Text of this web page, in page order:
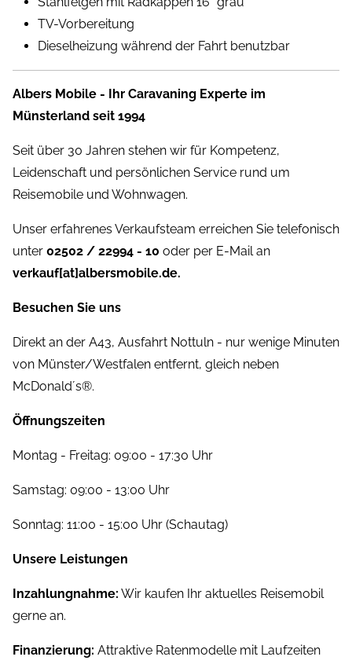
TV-Vorbereitung
Dieselheizung während der Fahrt benutzbar
Albers Mobile - Ihr Caravaning Experte im
Münsterland seit 1994
Seit über 30 Jahren stehen wir für Kompetenz,
Leidenschaft und persönlichen Service rund um
Reisemobile und Wohnwagen.
Unser erfahrenes Verkaufsteam erreichen Sie telefonisch
unter 02502 / 22994 - 10 oder per E-Mail an
verkauf[at]albersmobile.de.
Besuchen Sie uns
Direkt an der A43, Ausfahrt Nottuln - nur wenige Minuten
von Münster/Westfalen entfernt, gleich neben
McDonald´s®.
Öffnungszeiten
Montag - Freitag: 09:00 - 17:30 Uhr
Samstag: 09:00 - 13:00 Uhr
Sonntag: 11:00 - 15:00 Uhr (Schautag)
Unsere Leistungen
Inzahlungnahme: Wir kaufen Ihr aktuelles Reisemobil
gerne an.
Finanzierung: Attraktive Ratenmodelle mit Laufzeiten